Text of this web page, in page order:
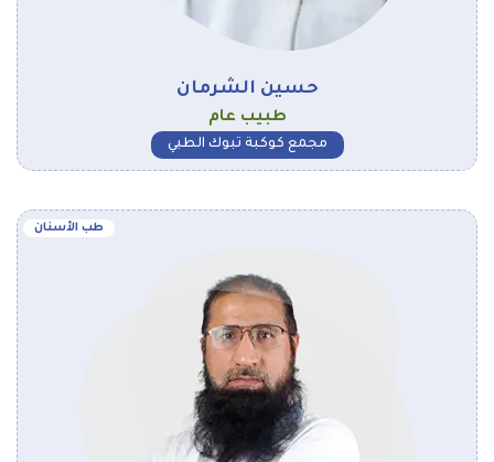
حسين الشرمان
طبيب عام
مجمع كوكبة تبوك الطبي
طب الأسنان